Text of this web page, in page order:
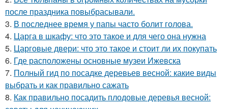
после праздника повыбрасывали.
3. В последнее время у папы часто болит голова.
4. Царга в шкафу: что это такое и для чего она нужна
5. Царговые двери: что это такое и стоит ли их покупать
6. Где расположены основные музеи Ижевска
7. Полный гид по посадке деревьев весной: какие виды
выбрать и как правильно сажать
8. Как правильно посадить плодовые деревья весной: